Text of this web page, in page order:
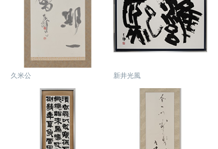
久米公 新井光風